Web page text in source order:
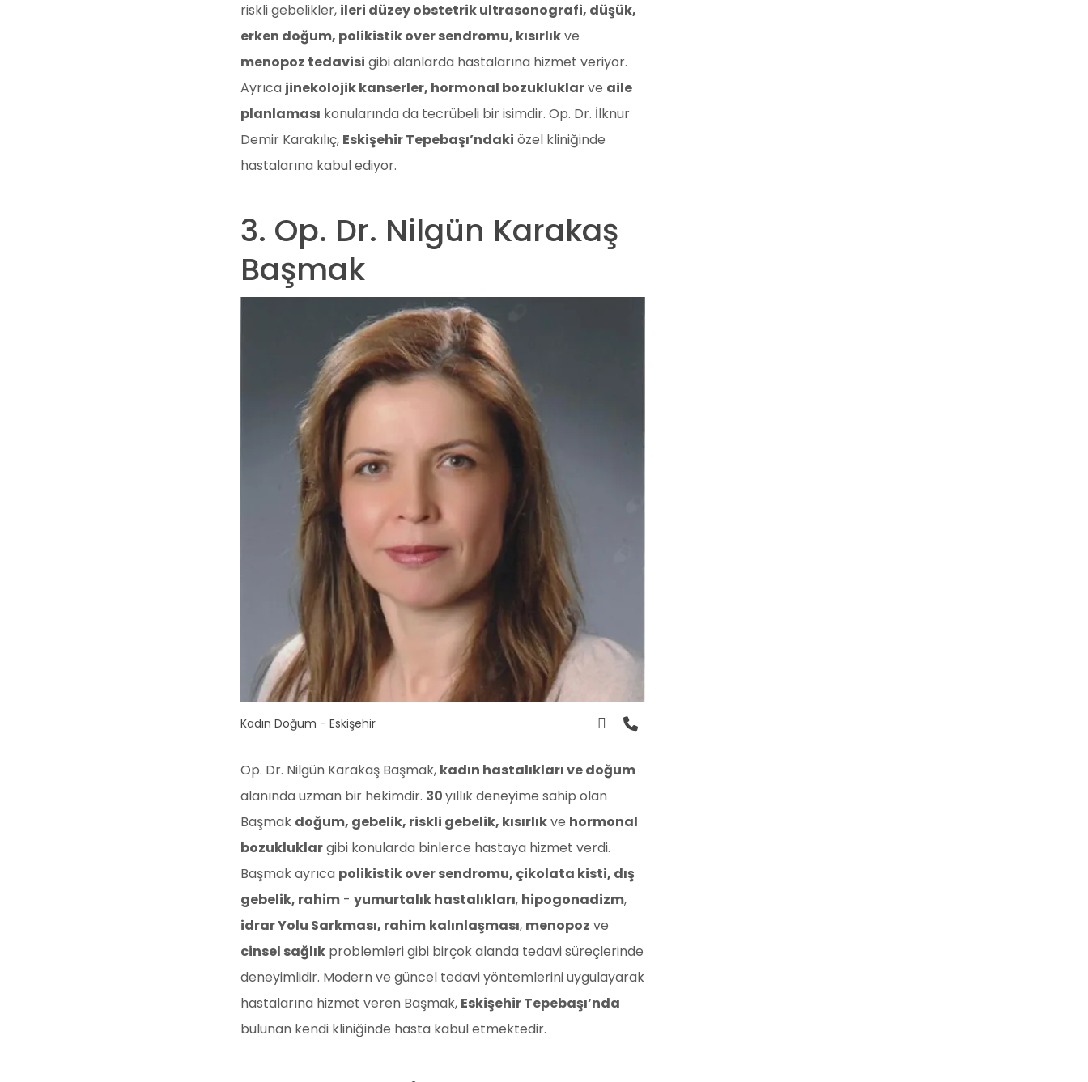
riskli gebelikler, ileri düzey obstetrik ultrasonografi, düşük,
erken doğum, polikistik over sendromu, kısırlıkve
menopoz tedavisi gibi alanlarda hastalarına hizmet veriyor.
Ayrıca jinekolojik kanserler, hormonal bozukluklarve aile
planlaması konularında da tecrübeli bir isimdir. Op. Dr. İlknur
Demir Karakılıç, Eskişehir Tepebaşı’ndaki özel kliniğinde
hastalarına kabul ediyor.
3. Op. Dr. Nilgün Karakaş
Başmak
Kadın Doğum - Eskişehir
Op. Dr. Nilgün Karakaş Başmak, kadın hastalıkları ve doğum
alanında uzman bir hekimdir. 30yıllık deneyime sahip olan
Başmak doğum, gebelik, riskli gebelik, kısırlıkve hormonal
bozukluklargibi konularda binlerce hastaya hizmet verdi.
Başmak ayrıca polikistik over sendromu, çikolata kisti, dış
gebelik, rahim - yumurtalık hastalıkları, hipogonadizm,
idrar Yolu Sarkması, rahim kalınlaşması, menopoz ve
cinsel sağlık problemleri gibi birçok alanda tedavi süreçlerinde
deneyimlidir. Modern ve güncel tedavi yöntemlerini uygulayarak
hastalarına hizmet veren Başmak, Eskişehir Tepebaşı’nda
bulunan kendi kliniğinde hasta kabul etmektedir.